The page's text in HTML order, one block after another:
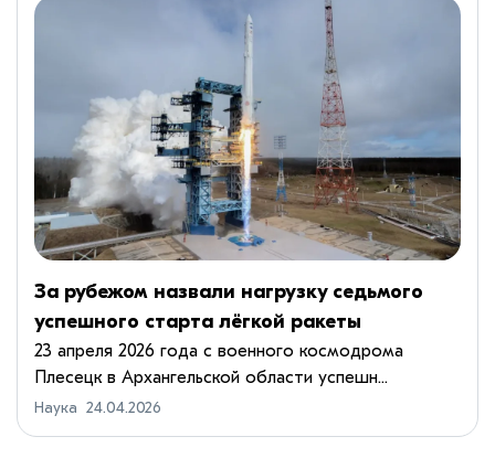
За рубежом назвали нагрузку седьмого
успешного старта лёгкой ракеты
семейства Ангара
23 апреля 2026 года с военного космодрома
Плесецк в Архангельской области успешн...
Наука 24.04.2026